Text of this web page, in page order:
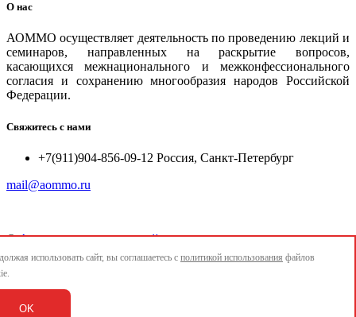
О нас
АОММО осуществляет деятельность по проведению лекций и
семинаров, направленных на раскрытие вопросов,
касающихся межнационального и межконфессионального
согласия и сохранению многообразия народов Российской
Федерации.
Свяжитесь с нами
+7(911)904-856-09-12 Россия, Санкт-Петербург
mail@aommo.ru
© Ассоциация организаций по реализации национальных
проектов и достижению национальных целей развития
mail@aommo.ru
использовать сайт, вы соглашаетесь с политикой использования файлов
OK